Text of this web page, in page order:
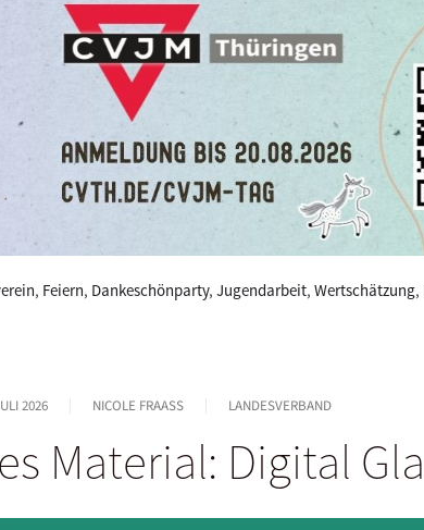
, Feiern, Dankeschönparty, Jugendarbeit, Wertschätzung,
2026 NICOLE FRAASS LANDESVERBAND
Material: Digital